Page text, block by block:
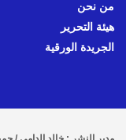
من نحن
هيئة التحرير
الجريدة الورقية